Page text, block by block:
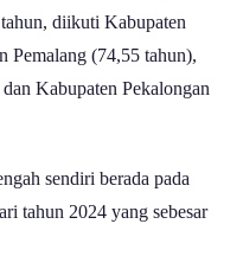
diikuti Kabupaten
Pemalang (74,55 tahun),
Kabupaten Pekalongan
sendiri berada pada
tahun 2024 yang sebesar